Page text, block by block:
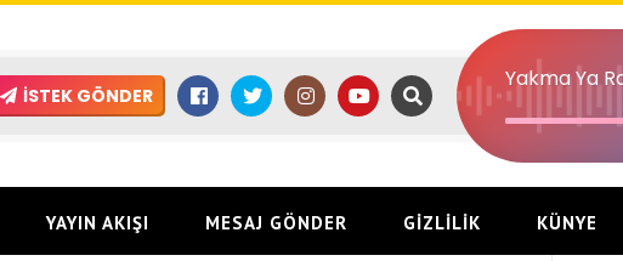
İSTEK GÖNDER
Yakma Ya
YAYIN AKIŞI MESAJ GÖNDER GIZLILIK KÜNYE